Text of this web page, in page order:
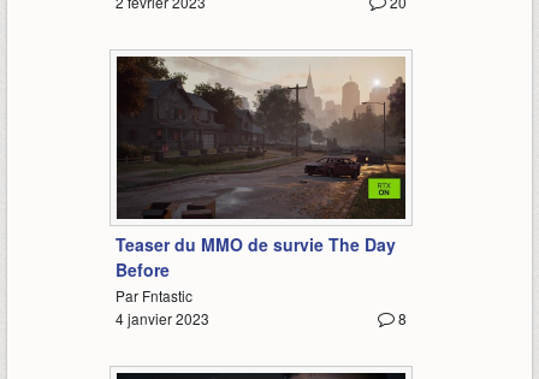
0:59
Teaser du MMO de survie The Day
Before
Par Fntastic
8
4 janvier 2023